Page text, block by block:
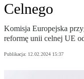
Celnego
Komisja Europejska
reformę unii celnej UE
Publikacja: 12.02.2024 15:37